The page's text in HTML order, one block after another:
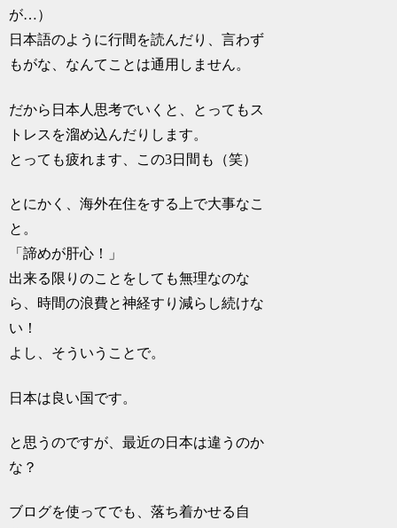
が…）
日本語のように行間を読んだり、言わず
もがな、なんてことは通用しません。
だから日本人思考でいくと、とってもス
トレスを溜め込んだりします。
とっても疲れます、この3日間も（笑）
とにかく、海外在住をする上で大事なこ
と。
「諦めが肝心！」
出来る限りのことをしても無理なのな
ら、時間の浪費と神経すり減らし続けな
い！
よし、そういうことで。
日本は良い国です。
と思うのですが、最近の日本は違うのか
な？
ブログを使ってでも、落ち着かせる自